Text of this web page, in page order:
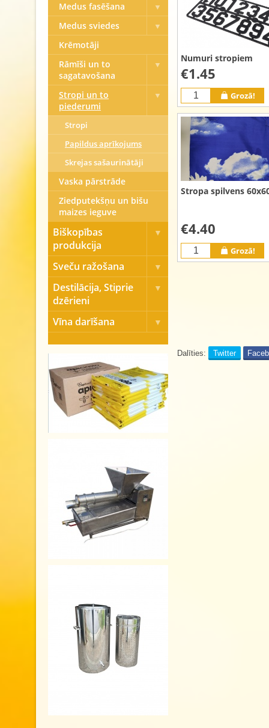
Medus fasēšana
Medus sviedes
Krēmotāji
Rāmīši un to
sagatavošana
Stropi un to
piederumi
Stropi
Papildus aprīkojums
Skrejas sašaurinātāji
Vaska pārstrāde
Ziedputekšņu un bišu
maizes ieguve
Biškopības
produkcija
Sveču ražošana
Destilācija, Stiprie
dzērieni
Vīna darīšana
Numuri stropiem
€1.45
Grozā!
Stropa spilvens
€4.40
Grozā!
Dalīties: Twitter